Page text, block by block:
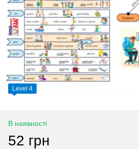
Level 4
В наявності
52 грн